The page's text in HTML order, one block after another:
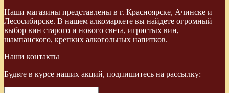
Наши магазины представлены в г. Красноярске, Ачинске и
Лесосибирске. В нашем алкомаркете вы найдете огромный
выбор вин старого и нового света, игристых вин,
шампанского, крепких алкогольных напитков.
Наши контакты
Будьте в курсе наших акций, подпишитесь на рассылку: